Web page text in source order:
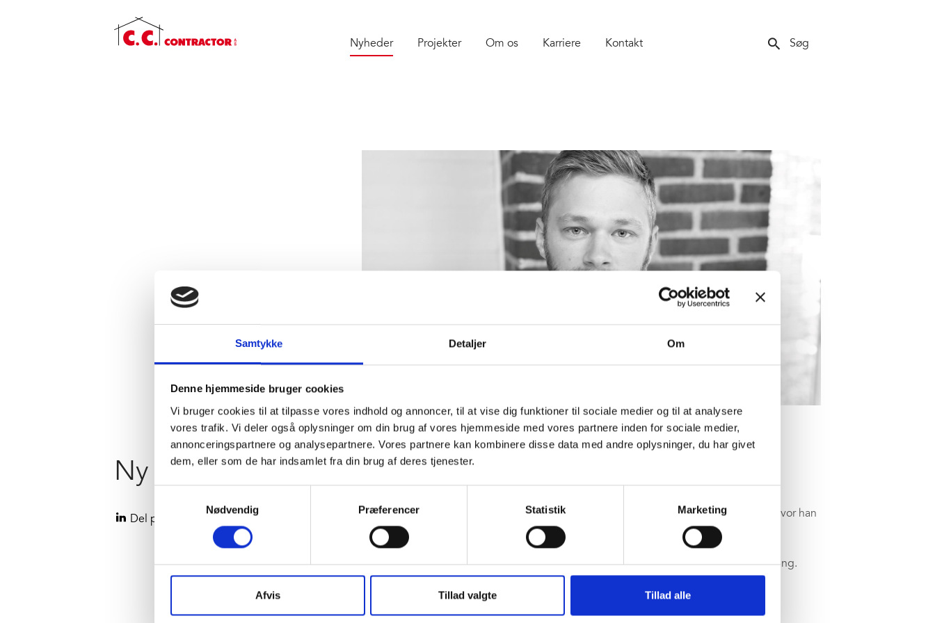
Samtykke Detaljer Om
Denne hjemmeside bruger cookies
Vi bruger cookies til at tilpasse vores indhold og annoncer, til at vise dig funktioner til sociale medier og til at analysere
vores trafik. Vi deler også oplysninger om din brug af vores hjemmeside med vores partnere inden for sociale medier,
annonceringspartnere og analysepartnere. Vores partnere kan kombinere disse data med andre oplysninger, du har givet
dem, eller som de har indsamlet fra din brug af deres tjenester.
Nødvendig
Præferencer Statistik Marketing
Afvis Tillad valgte Tillad alle
Nyheder Projekter Om os Karriere Kontakt search Søg
Ny praktikant
Del på LinkedIn
16.08.2024 . PRAKTIK
Christian Lauridsen er pt. ved at tage Bygningskonstruktøruddannelsen i Holstebro, hvor han
er i gang med 5. semester på den udførende linie.
Christian tilknyttes vores byggerier Erhvervspark Silkeborg og Nordvest Hallen i Tjørring.
Vi håber han får en lærerigt ophold hos c.c. contractor.